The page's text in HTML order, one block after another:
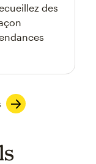
des